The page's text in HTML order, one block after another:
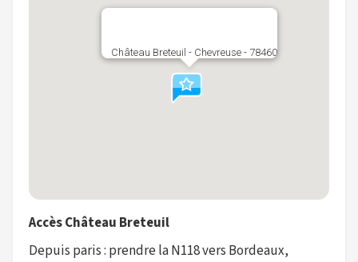
Château Breteuil - Chevreuse - 78460
Accès Château Breteuil
Depuis paris : prendre la N118 vers Bordeaux,